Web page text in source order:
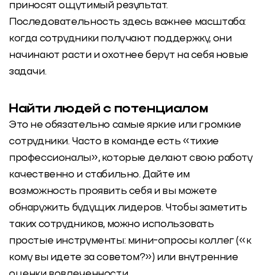
приносят ощутимый результат.
Последовательность здесь важнее масштаба:
когда сотрудники получают поддержку, они
начинают расти и охотнее берут на себя новые
задачи.
Найти людей с потенциалом
Это не обязательно самые яркие или громкие
сотрудники. Часто в команде есть «тихие
профессионалы», которые делают свою работу
качественно и стабильно. Дайте им
возможность проявить себя и вы можете
обнаружить будущих лидеров. Чтобы заметить
таких сотрудников, можно использовать
простые инструменты: мини-опросы коллег («к
кому вы идете за советом?») или внутренние